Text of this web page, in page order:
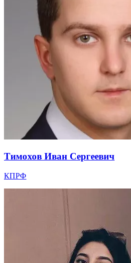
Тимохов Иван Сергеевич
КПРФ